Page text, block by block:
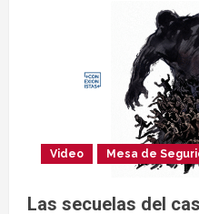
Video Mesa de
Las secuelas del